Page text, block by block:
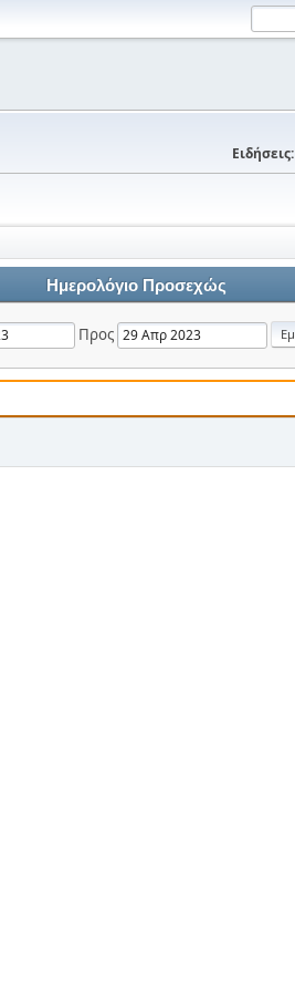
Ειδήσεις:
Ημερολόγιο Προσεχώς
Προς